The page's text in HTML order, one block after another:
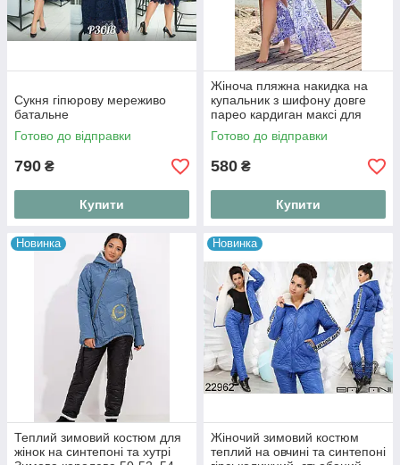
Сукня гіпюрову мереживо
батальне
Готово до відправки
790 ₴
Купити
Жіноча пляжна накидка на
купальник з шифону довге
парео кардиган максі для
курорту та моря Summer
Breeze
Готово до відправки
580 ₴
Купити
Новинка
Теплий зимовий костюм для
жінок на синтепоні та хутрі
Новинка
Жіночий зимовий костюм
теплий на овчині та синтепоні